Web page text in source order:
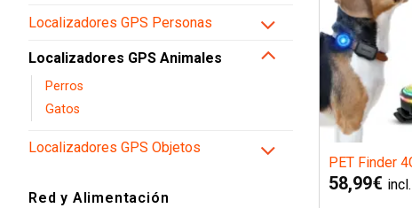
Localizadores GPS Personas
Localizadores GPS Animales
Perros
Gatos
Localizadores GPS Objetos
Red y Alimentación
PET Finder
58,99€